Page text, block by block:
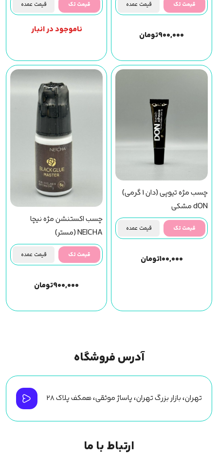
قیمت تک قیمت عمده
۹۰۰,۰۰۰تومان
قیمت تک قیمت عمده
ناموجود در انبار
چسب مژه تیوپی (دان 1 گرمی)
dON مشکی
قیمت تک قیمت عمده
۱۰۰,۰۰۰تومان
چسب اکستنشن مژه نیچا
NEICHA (مستر)
قیمت تک قیمت عمده
۹۰۰,۰۰۰تومان
آدرس فروشگاه
تهران، بازار بزرگ تهران، پاساژ موثقی، همکف پلاک ۲۸
ارتباط با ما